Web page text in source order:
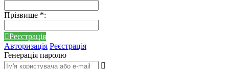
Прізвище *:
Реєстрація
Авторизація Реєстрація
Генерація паролю